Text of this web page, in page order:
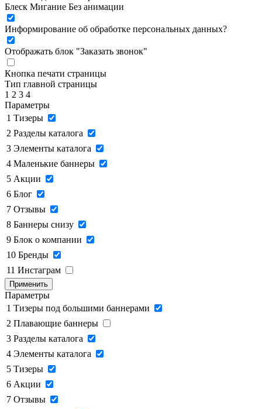
Блеск Мигание Без анимации
Информирование об обработке персональных данных?
Отображать блок "Заказать звонок"
Кнопка печати страницы
Тип главной страницы
1 2 3 4
Параметры
1 Тизеры
2 Разделы каталога
3 Элементы каталога
4 Маленькие баннеры
5 Акции
6 Блог
7 Отзывы
8 Баннеры снизу
9 Блок о компании
10 Бренды
11 Инстаграм
Применить
Параметры
1 Тизеры под большими баннерами
2 Плавающие баннеры
3 Разделы каталога
4 Элементы каталога
5 Тизеры
6 Акции
7 Отзывы